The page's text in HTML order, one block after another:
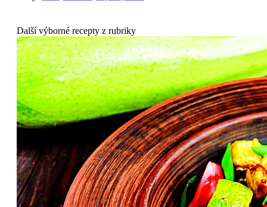
Další výborné recepty z rubriky